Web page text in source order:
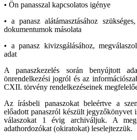
• Ön panasszal kapcsolatos igénye
• a panasz alátámasztásához
dokumentumok másolata
• a panasz kivizsgálásához,
adat
A panaszkezelés során benyújtott
önrendelkezési jogról és az
CXII. törvény rendelkezéseinek
Az írásbeli panaszokat beleértve a
előadott panaszról készült jegyzőkönyvet
válaszokat 1 évig archiváljuk. A
adathordozókat (okiratokat) leselejtezzük.